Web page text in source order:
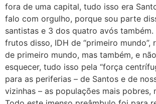
fora de uma capital, tudo isso era
falo com orgulho, porque sou parte
santistas e 3 dos quatro avós
frutos disso, IDH de “primeiro mundo”,
de primeiro mundo, mas também, e
esquecer, tudo isso pela “força
para as periferias – de Santos e de
vizinhas – as populações mais pobres,